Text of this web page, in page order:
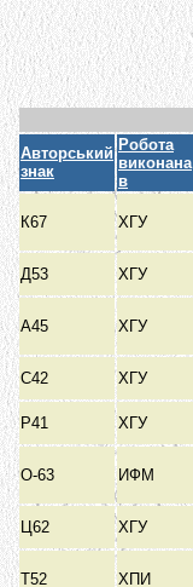
Авторський
знак
Робота
виконана
в
К67 ХГУ
Д53
ХГУ
А45 ХГУ
С42
ХГУ
Р41
ХГУ
О-63 ИФМ
Ц62
ХГУ
Т52 ХПИ